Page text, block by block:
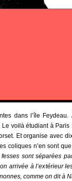
dans l’île
voilà étudiant à
Et organise avec
coliques n’en sont
sont séparées
arrivée à l’extérieur
comme on dit à